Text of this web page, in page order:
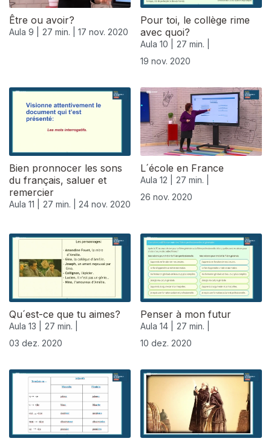
Être ou avoir?
Aula 9 | 27 min. | 17 nov. 2020
Pour toi, le collège rime
avec quoi?
Aula 10 |
27 min. |
19 nov. 2020
Bien pronnocer les sons
du français, saluer et
remercier
Aula 11 | 27 min. | 24 nov. 2020
L´école en France
Aula 12 |
27 min. |
26 nov. 2020
508476
Qu´est-ce que tu aimes?
Aula 13 |
27 min. |
03 dez. 2020
Penser à mon futur
Aula 14 |
27 min. |
10 dez. 2020